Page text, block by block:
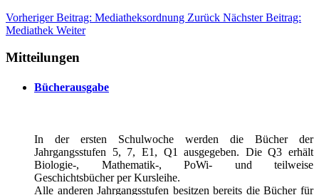
Vorheriger Beitrag: Mediatheksordnung Zurück Nächster Beitrag:
Mediathek Weiter
Mitteilungen
Bücherausgabe
In der ersten Schulwoche werden die Bücher der
Jahrgangsstufen 5, 7, E1, Q1 ausgegeben. Die Q3 erhält
Biologie-, Mathematik-, PoWi- und teilweise
Geschichtsbücher per Kursleihe.
Alle anderen Jahrgangsstufen besitzen bereits die Bücher für